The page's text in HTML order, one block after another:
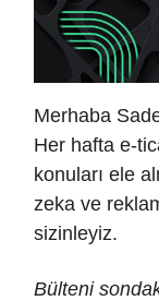
Merhaba
Her hafta e-
konuları ele
zeka ve
sizinleyiz.
Bülteni